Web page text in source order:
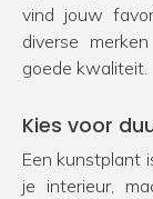
vind jouw
diverse
goede kwaliteit.
Kies voor
Een kunstplant
je interieur,